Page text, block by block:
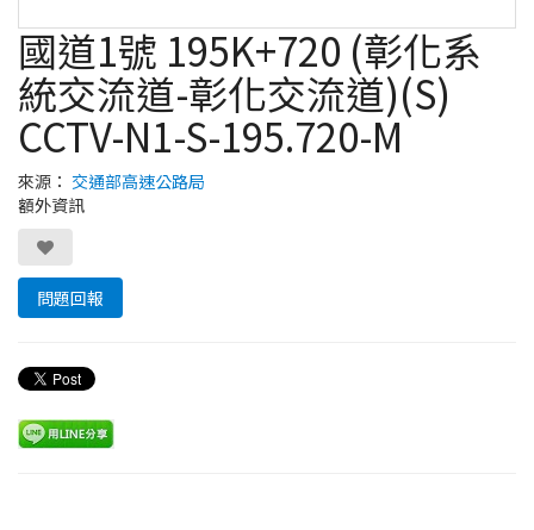
國道1號 195K+720 (彰化系
統交流道-彰化交流道)(S)
CCTV-N1-S-195.720-M
來源： 交通部高速公路局
額外資訊
問題回報